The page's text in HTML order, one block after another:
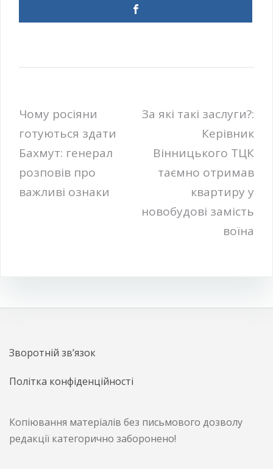
Навігація
записів
Чому росіяни
готуються здати
Бахмут: генерал
розповів про
важливі ознаки
За які такі заслуги?:
Керівник
Вінницького ТЦК
таємно отримав
квартиру у
новобудові замість
воїна
Зворотній зв’язок
Політка конфіденційності
Копіювання матеріалів без письмового дозволу
редакції категорично заборонено!